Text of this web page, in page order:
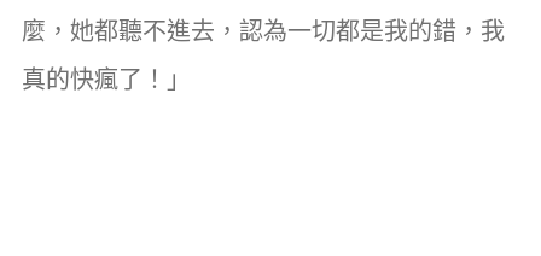
麼，她都聽不進去，認為一切都是我的錯，我
真的快瘋了！」